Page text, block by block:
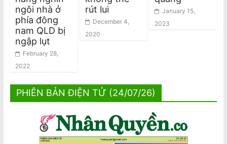
ngôi nhà ở
phía đông
nam QLD bị
ngập lụt
February 28,
2022
rút lui
December 4,
2020
January 15,
2023
PHIÊN BẢN ĐIỆN TỬ (24/07/26)